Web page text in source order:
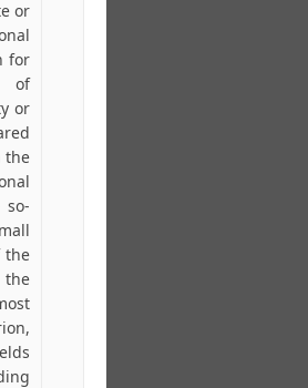
or
for
of
or
the
so-
the
the